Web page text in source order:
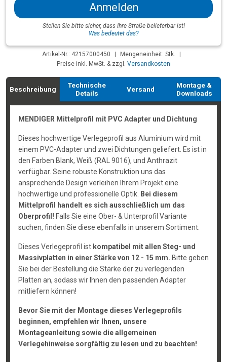
Anmelden
Stellen Sie bitte sicher, dass Ihre Straße belieferbar ist!
Was bedeutet das?
Artikel-Nr.: 42157000450 | Mengeneinheit: Stk.
|
Preise inkl. MwSt. & zzgl. Versandkosten
Beschreibung
Technische
Details
Versand
Montage &
Downloads
MENDIGER Mittelprofil mit PVC Adapter und Dichtung
Dieses hochwertige Verlegeprofil aus Aluminium wird mit
einem PVC-Adapter und zwei Dichtungen geliefert. Es ist in
den Farben Blank, Weiß (RAL 9016), und Anthrazit
verfügbar. Seine robuste Konstruktion uns das
ansprechende Design verleihen Ihrem Projekt eine
hochwertige und professionelle Optik. Bei diesem
Mittelprofil handelt es sich ausschließlich um das
Oberprofil! Falls Sie eine Ober- & Unterprofil Variante
suchen, finden Sie diese ebenfalls in unserem Sortiment.
Dieses Verlegeprofil ist kompatibel mit allen Steg- und
Massivplatten in einer Stärke von 12 - 15 mm. Bitte geben
Sie bei der Bestellung die Stärke der zu verlegenden
Platten an, sodass wir Ihnen den passenden Adapter
mitliefern können!
Bevor Sie mit der Montage dieses Verlegeprofils
beginnen, empfehlen wir Ihnen, unsere
Montageanleitung sowie die allgemeinen
Verlegehinweise sorgfältig zu lesen und zu beachten!